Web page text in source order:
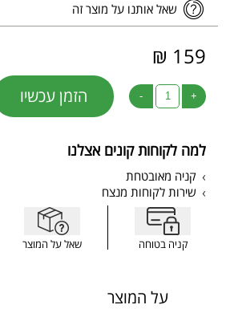
שאל אותנו על מוצר זה
159 ₪
+
- הזמן עכשיו
למה לקוחות קונים אצלנו
קניה מאובטחת
שירות לקוחות מנצח
קניה בטוחה שאל על המוצר
על המוצר